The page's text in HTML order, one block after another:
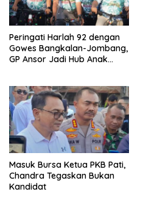
Peringati Harlah 92 dengan
Gowes Bangkalan-Jombang,
GP Ansor Jadi Hub Anak
Masuk Bursa Ketua PKB Pati,
Chandra Tegaskan Bukan
Kandidat